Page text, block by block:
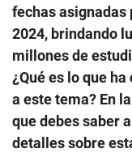
fechas asignadas
2024, brindando
millones de
¿Qué es lo que
a este tema? En
que debes saber
detalles sobre